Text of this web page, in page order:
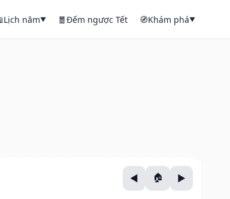
Lịch năm▼ 🧧Đếm ngược Tết 🧭Khám phá▼